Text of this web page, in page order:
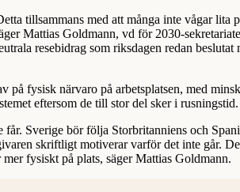
tillsammans med att många inte vågar lita
Mattias Goldmann, vd för 2030-
resebidrag som riksdagen redan beslutat
på fysisk närvaro på arbetsplatsen, med
eftersom de till stor del sker i rusningstid.
Sverige bör följa Storbritanniens och
skriftligt motiverar varför det inte går.
fysiskt på plats, säger Mattias Goldmann.